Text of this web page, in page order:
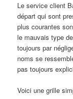
Le service client
départ qui sont
plus courantes
le mauvais type
toujours par
noms se
pas toujours
Voici une grille